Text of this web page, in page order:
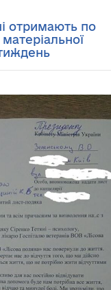
отримають по